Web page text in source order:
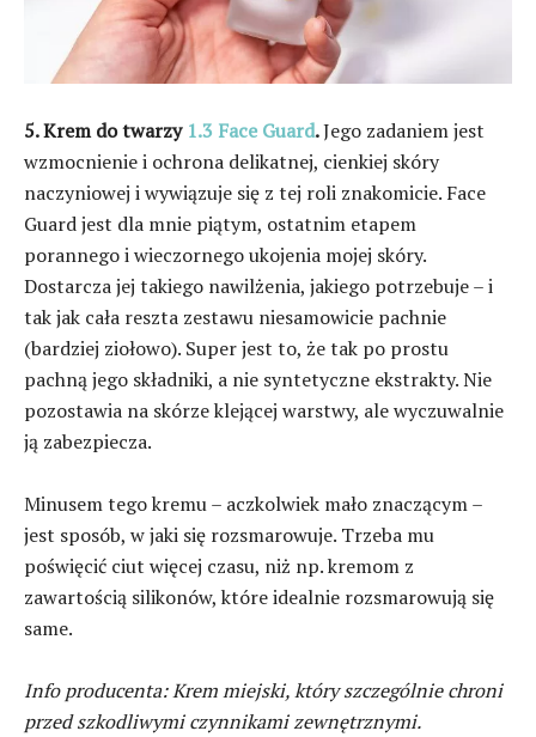
5. Krem do twarzy 1.3 Face Guard.Jego zadaniem jest
wzmocnienie i ochrona delikatnej, cienkiej skóry
naczyniowej i wywiązuje się z tej roli znakomicie. Face
Guard jest dla mnie piątym, ostatnim etapem
porannego i wieczornego ukojenia mojej skóry.
Dostarcza jej takiego nawilżenia, jakiego potrzebuje – i
tak jak cała reszta zestawu niesamowicie pachnie
(bardziej ziołowo). Super jest to, że tak po prostu
pachną jego składniki, a nie syntetyczne ekstrakty. Nie
pozostawia na skórze klejącej warstwy, ale wyczuwalnie
ją zabezpiecza.
Minusem tego kremu – aczkolwiek mało znaczącym –
jest sposób, w jaki się rozsmarowuje. Trzeba mu
poświęcić ciut więcej czasu, niż np. kremom z
zawartością silikonów, które idealnie rozsmarowują się
same.
Info producenta: Krem miejski, który szczególnie chroni
przed szkodliwymi czynnikami zewnętrznymi.